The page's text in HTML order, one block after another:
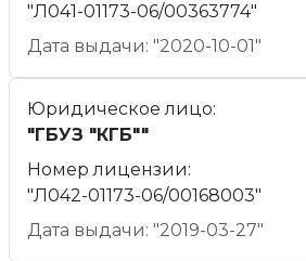
"Л041-01173-06/00363774"
Дата выдачи: "2020-10-01"
Юридическое лицо:
"ГБУЗ "КГБ""
Номер лицензии:
"Л042-01173-06/00168003"
Дата выдачи: "2019-03-27"